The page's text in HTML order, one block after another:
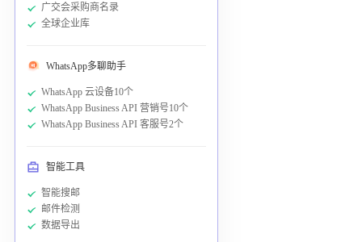
广交会采购商名录
全球企业库
WhatsApp多聊助手
WhatsApp 云设备10个
WhatsApp Business API 营销号10个
WhatsApp Business API 客服号2个
智能工具
智能搜邮
邮件检测
数据导出